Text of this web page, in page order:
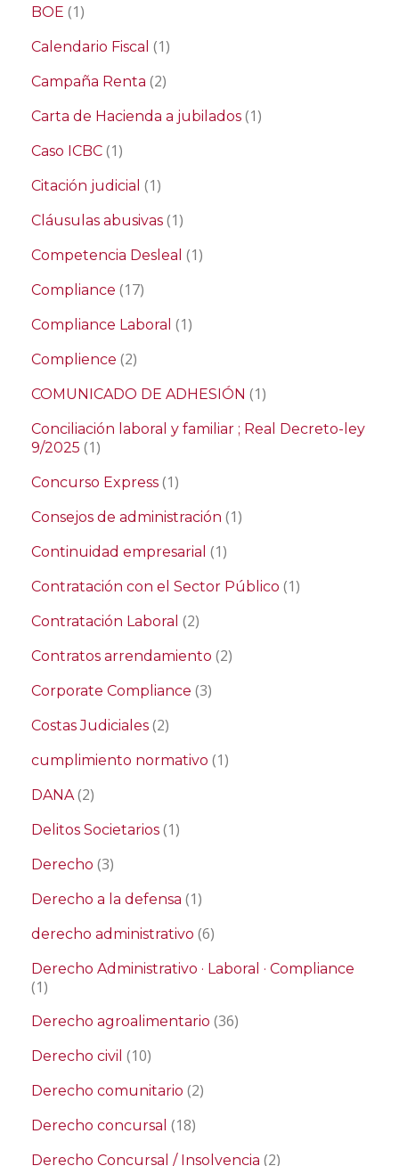
BOE (1)
Calendario Fiscal (1)
Campaña Renta (2)
Carta de Hacienda a jubilados (1)
Caso ICBC (1)
Citación judicial (1)
Cláusulas abusivas (1)
Competencia Desleal (1)
Compliance (17)
Compliance Laboral (1)
Complience (2)
COMUNICADO DE ADHESIÓN (1)
Conciliación laboral y familiar ; Real Decreto-ley
9/2025 (1)
Concurso Express (1)
Consejos de administración (1)
Continuidad empresarial (1)
Contratación con el Sector Público (1)
Contratación Laboral (2)
Contratos arrendamiento (2)
Corporate Compliance (3)
Costas Judiciales (2)
cumplimiento normativo (1)
DANA(2)
Delitos Societarios (1)
Derecho (3)
Derecho a la defensa (1)
derecho administrativo (6)
Derecho Administrativo · Laboral · Compliance
(1)
Derecho agroalimentario (36)
Derecho civil (10)
Derecho comunitario (2)
Derecho concursal (18)
Derecho Concursal / Insolvencia (2)